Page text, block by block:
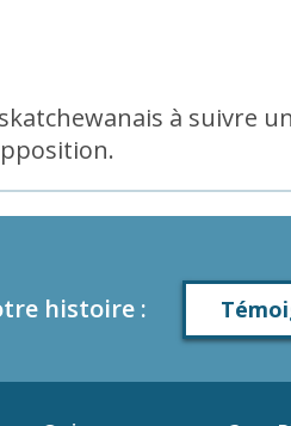
à suivre
histoire :